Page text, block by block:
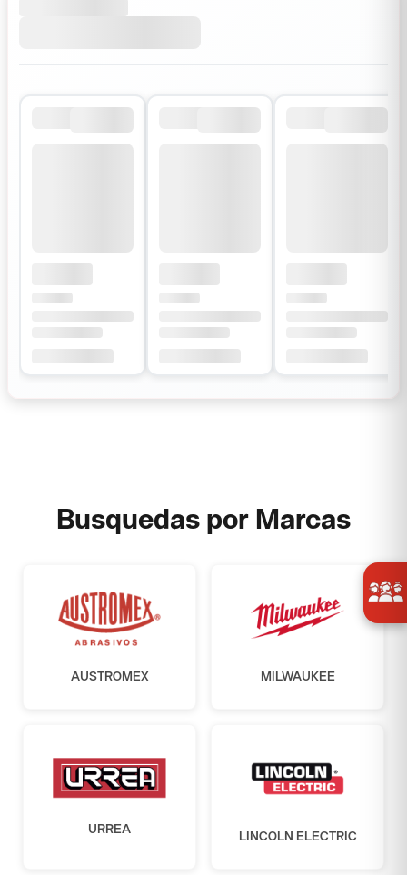
Busquedas por Marcas
AUSTROMEX MILWAUKEE
URREA LINCOLN ELECTRIC